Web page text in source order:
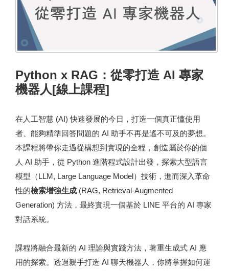
Python x RAG：從零打造 AI 專家
機器人[線上課程]
在人工智慧 (AI) 快速發展的今日，打造一個真正懂使用
者、能夠精準回答問題的 AI 助手不再是遙不可及的夢想。
本課程將帶你走過從構想到實現的全程，創造屬於你的個
人 AI 助手，從 Python 進階程式設計出發，探索大型語言
模型（LLM, Large Language Model）技術，進而深入革命
性的檢索增強生成 (RAG, Retrieval-Augmented
Generation) 方法，最終實現一個基於 LINE 平台的 AI 專家
對話系統。
課程將融合最新的 AI 理論與實踐方法，著重生成式 AI 應
用的探索。透過親手打造 AI 聊天機器人，你將掌握如何運